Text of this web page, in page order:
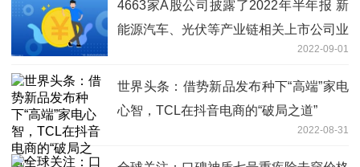
4663家A股公司披露了2022年半年报 新
能源汽车、光伏等产业链相关上市公司业
2022-09-01
世界头条：借势新品发布种下“高端”家电
心智，TCL在抖音电商的“破局之道”
2022-08-31